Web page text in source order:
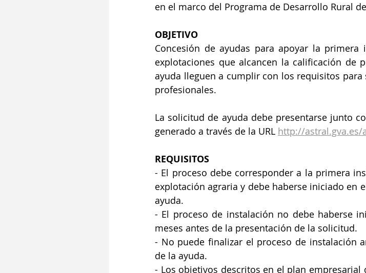
en el marco del Programa de Desarrollo Rural
OBJETIVO
Concesión de ayudas para apoyar la
explotaciones que alcancen la calificación de
ayuda lleguen a cumplir con los requisitos
profesionales.
La solicitud de ayuda debe presentarse junto
generado a través de la URL http://astral.gva.es/
REQUISITOS
- El proceso debe corresponder a la primera
explotación agraria y debe haberse iniciado en
ayuda.
- El proceso de instalación no debe haberse
meses antes de la presentación de la solicitud.
- No puede finalizar el proceso de instalación
de la ayuda.
- Los objetivos descritos en el plan empresarial